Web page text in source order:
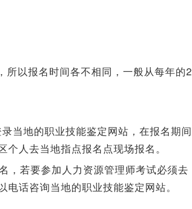
以报名时间各不相同，一般从每年的2
当地的职业技能鉴定网站，在报名期间
人去当地指点报名点现场报名。
，若要参加人力资源管理师考试必须去
话咨询当地的职业技能鉴定网站。